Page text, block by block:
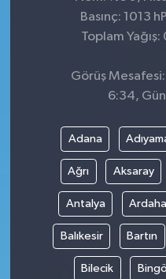
Basınç: 1013
Toplam
Görüş
6:34, Gün
Adana
Ağrı Aksaray
Antalya
Balıkesir Bartın
Bilecik Bingöl